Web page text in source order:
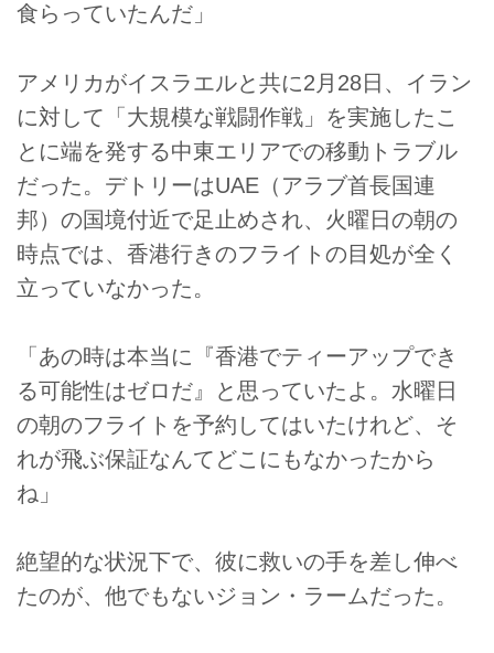
食らっていたんだ」
アメリカがイスラエルと共に2月28日、イラン
に対して「大規模な戦闘作戦」を実施したこ
とに端を発する中東エリアでの移動トラブル
だった。デトリーはUAE（アラブ首長国連
邦）の国境付近で足止めされ、火曜日の朝の
時点では、香港行きのフライトの目処が全く
立っていなかった。
「あの時は本当に『香港でティーアップでき
る可能性はゼロだ』と思っていたよ。水曜日
の朝のフライトを予約してはいたけれど、そ
れが飛ぶ保証なんてどこにもなかったから
ね」
絶望的な状況下で、彼に救いの手を差し伸べ
たのが、他でもないジョン・ラームだった。